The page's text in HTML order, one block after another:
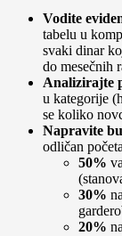
Vodite
tabelu u
svaki dinar
do mesečnih
Analizirajte
u kategorije
se koliko
Napravite
odličan
50%
30%
20%